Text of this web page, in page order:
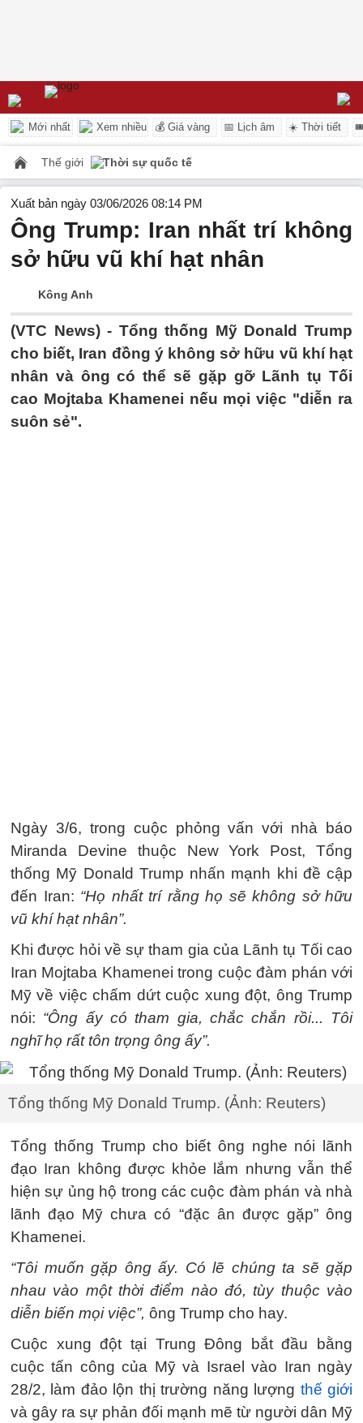
Mới nhất Xem nhiều 💰 Giá vàng 📅 Lịch âm ☀️ Thời tiết
Thế giới Thời sự quốc tế
Xuất bản ngày 03/06/2026 08:14 PM
Ông Trump: Iran nhất trí không
sở hữu vũ khí hạt nhân
Kông Anh
(VTC News) - Tổng thống Mỹ Donald Trump
cho biết, Iran đồng ý không sở hữu vũ khí hạt
nhân và ông có thể sẽ gặp gỡ Lãnh tụ Tối
cao Mojtaba Khamenei nếu mọi việc "diễn ra
suôn sẻ".
Ngày 3/6, trong cuộc phỏng vấn với nhà báo
Miranda Devine thuộc New York Post, Tổng
thống Mỹ Donald Trump nhấn mạnh khi đề cập
đến Iran: “Họ nhất trí rằng họ sẽ không sở hữu
vũ khí hạt nhân”.
Khi được hỏi về sự tham gia của Lãnh tụ Tối cao
Iran Mojtaba Khamenei trong cuộc đàm phán với
Mỹ về việc chấm dứt cuộc xung đột, ông Trump
nói: “Ông ấy có tham gia, chắc chắn rồi... Tôi
nghĩ họ rất tôn trọng ông ấy”.
Tổng thống Mỹ Donald Trump. (Ảnh: Reuters)
Tổng thống Trump cho biết ông nghe nói lãnh
đạo Iran không được khỏe lắm nhưng vẫn thể
hiện sự ủng hộ trong các cuộc đàm phán và nhà
lãnh đạo Mỹ chưa có “đặc ân được gặp” ông
Khamenei.
“Tôi muốn gặp ông ấy. Có lẽ chúng ta sẽ gặp
nhau vào một thời điểm nào đó, tùy thuộc vào
diễn biến mọi việc”, ông Trump cho hay.
Cuộc xung đột tại Trung Đông bắt đầu bằng
cuộc tấn công của Mỹ và Israel vào Iran ngày
28/2, làm đảo lộn thị trường năng lượng thế giới
và gây ra sự phản đối mạnh mẽ từ người dân Mỹ